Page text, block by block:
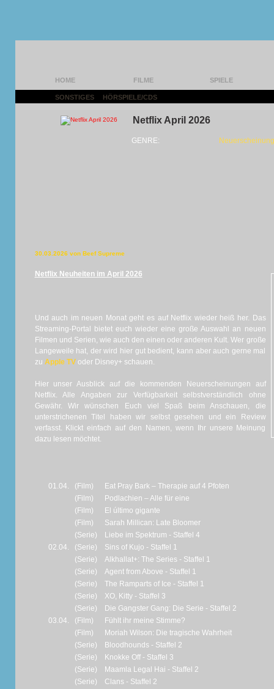
HOME FILME SPIELE
SONSTIGES HÖRSPIELE/CDS
Netflix April 2026
GENRE:
30.03.2026 von Beef Supreme
Netflix Neuheiten im April 2026
Und auch im neuen Monat geht es auf Netflix wieder heiß her. Das
Streaming-Portal bietet euch wieder eine große Auswahl an neuen
Filmen und Serien, wie auch den einen oder anderen Kult. Wer große
Langeweile hat, der wird hier gut bedient, kann aber auch gerne mal
zu Apple TVoder Disney+ schauen.
Hier unser Ausblick auf die kommenden Neuerscheinungen auf
Netflix. Alle Angaben zur Verfügbarkeit selbstverständlich ohne
Gewähr. Wir wünschen Euch viel Spaß beim Anschauen, die
unterstrichenen Titel haben wir selbst gesehen und ein Review
verfasst. Klickt einfach auf den Namen, wenn Ihr unsere Meinung
dazu lesen möchtet.
01.04. (Film)
Eat Pray Bark – Therapie auf 4 Pfoten
(Film)
Podlachien – Alle für eine
(Film)
El último gigante
(Film)
Sarah Millican: Late Bloomer
(Serie)
Liebe im Spektrum - Staffel 4
02.04.
(Serie)
Sins of Kujo - Staffel 1
(Serie)
Alkhallat+: The Series - Staffel 1
(Serie)
Agent from Above - Staffel 1
(Serie)
The Ramparts of Ice - Staffel 1
(Serie)
XO, Kitty - Staffel 3
(Serie)
Die Gangster Gang: Die Serie - Staffel 2
03.04.
(Film)
Fühlt ihr meine Stimme?
(Film)
Moriah Wilson: Die tragische Wahrheit
(Serie)
Bloodhounds - Staffel 2
(Serie)
Knokke Off - Staffel 3
(Serie)
Maamla Legal Hai - Staffel 2
(Serie)
Clans - Staffel 2